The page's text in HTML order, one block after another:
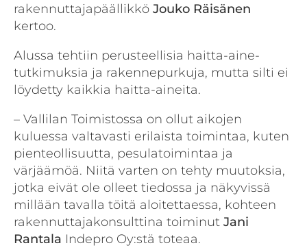
rakennuttajapäällikkö Jouko Räisänen
kertoo.
Alussa tehtiin perusteellisia haitta-aine­
tutkimuksia ja rakennepurkuja, mutta silti ei
löydetty kaikkia haitta-aineita.
– Vallilan Toimistossa on ollut aikojen
kuluessa valtavasti erilaista toimintaa, kuten
pienteollisuutta, pesulatoimintaa ja
värjäämöä. Niitä varten on tehty muutoksia,
jotka eivät ole olleet tiedossa ja näkyvissä
millään tavalla töitä aloitettaessa, kohteen
rakennuttajakonsulttina toiminut Jani
Rantala Indepro Oy:stä toteaa.